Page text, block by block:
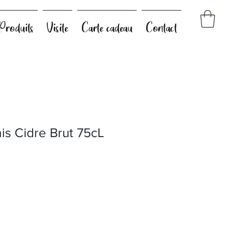
Visite Carte cadeau Contact
Cidre Brut 75cL